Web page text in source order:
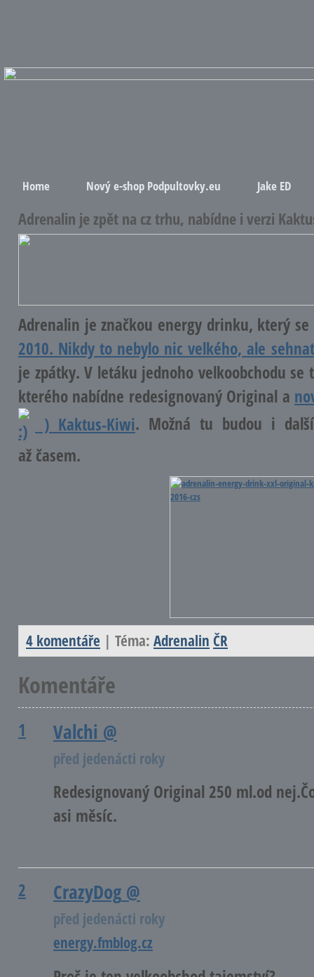
Home Nový e-shop Podpultovky.eu Jake ED
Adrenalin je zpět na cz trhu, nabídne i verzi
Adrenalin je značkou energy drinku, který
2010. Nikdy to nebylo nic velkého, ale
je zpátky. V letáku jednoho velkoobchodu
kterého nabídne redesignovaný Original a
) Kaktus-Kiwi. Možná tu budou i
až časem.
4 komentáře | Téma: Adrenalin ČR
Komentáře
1 Valchi @
před jedenácti roky
Redesignovaný Original 250 ml.od
asi měsíc.
2 CrazyDog @
před jedenácti roky
energy.fmblog.cz